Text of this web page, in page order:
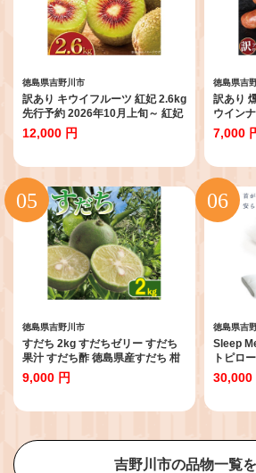
徳島県吉野川市
訳あり キウイフルーツ 紅妃 2.6kg
先行予約 2026年10月上旬～ 紅妃
レインボーレッド キウイ 国産キ
ウイフルーツ キウイフルーツゼリ
イフルーツジャム キウイフルーツ
タルト キウイフルーツビタミンC
キウイフルーツ追熟 キウイフルー
ツ訳あり キ プレゼント 贈答 送料
無料 徳島県 吉野川市 くゆな農園
12,000 円
徳島県吉
訳あり
ウイン
肉 肉 フ
おつま
フュメ
7,000
徳島県吉野川市
すだち 2kg すだちゼリー すだち
果汁 すだち酢 徳島県産すだち 柑
橘 果物 くだもの フルーツ 旬 期間
限定 川島えがお倶楽部 2026年8
市
9,000 円
徳島県吉
Sleep
トピロ
調節可
向き 安
善 熟睡
ント 贈
県 吉野
30,000
吉野川市の品物一覧